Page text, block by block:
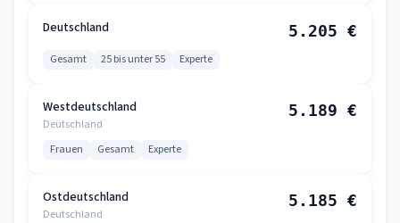
Deutschland 5.205 €
Gesamt 25 bis unter 55 Experte
Westdeutschland
Deutschland
5.189 €
Frauen Gesamt Experte
Ostdeutschland
Deutschland
5.185 €